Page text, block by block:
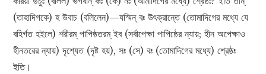
(তাহাদিগকে) হ উবাচ (বলিলেন)—যস্মিন্ বঃ উৎক্রান্তে (তোমাদিগের মধ্যে যে
বহির্গত হইলে) শরীরম্ পাপিষ্ঠতরম্ ইব (সর্বাপেক্ষা পাপিষ্ঠের ন্যায়; হীন অপেক্ষাও
হীনতরের ন্যায়) দৃশ্যেত (দৃষ্ট হয়), সঃ (সে) বঃ (তোমাদিগের মধ্যে) শ্রেষ্ঠঃ
ইতি।